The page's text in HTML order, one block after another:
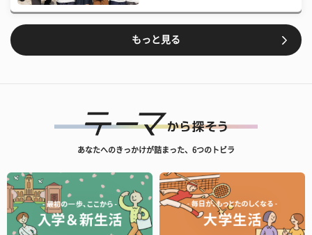
もっと見る
あなたへのきっかけが詰まった、6つのトビラ